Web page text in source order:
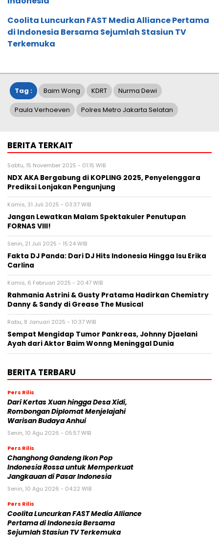
Coolita Luncurkan FAST Media Alliance Pertama
di Indonesia Bersama Sejumlah Stasiun TV
Terkemuka
Tag : Baim Wong KDRT Nurma Dewi
Paula Verhoeven Polres Metro Jakarta Selatan
BERITA TERKAIT
Sabtu, 15 November 2025 - 01:15 WIB
NDX AKA Bergabung di KOPLING 2025, Penyelenggara
Prediksi Lonjakan Pengunjung
Kamis, 31 Juli 2025 - 03:37 WIB
Jangan Lewatkan Malam Spektakuler Penutupan
FORNAS VIII!
Senin, 21 Juli 2025 - 15:24 WIB
Fakta DJ Panda: Dari DJ Hits Indonesia Hingga Isu Erika
Carlina
Kamis, 6 Februari 2025 - 20:47 WIB
Rahmania Astrini & Gusty Pratama Hadirkan Chemistry
Danny & Sandy di Grease The Musical
Rabu, 8 Januari 2025 - 10:37 WIB
Sempat Mengidap Tumor Pankreas, Johnny Djaelani
Ayah dari Aktor Baim Wonng Meninggal Dunia
BERITA TERBARU
Pers Rilis
Dari Kertas Xuan hingga Desa Xidi,
Rombongan Diplomat Menjelajahi
Warisan Budaya Anhui
Senin, 10 Agu 2026 - 05:57 WIB
Pers Rilis
Changhong Gandeng Ikon Pop
Indonesia Rossa untuk Memperkuat
Jangkauan di Pasar Indonesia
Senin, 10 Agu 2026 - 04:22 WIB
Pers Rilis
Coolita Luncurkan FAST Media Alliance
Pertama di Indonesia Bersama
Sejumlah Stasiun TV Terkemuka